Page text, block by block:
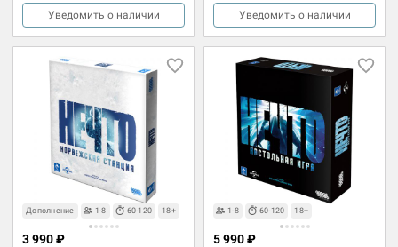
Уведомить о наличии Уведомить о наличии
Дополнение 1-8 60-120 18+
3 990 ₽
1-8 60-120 18+
5 990 ₽